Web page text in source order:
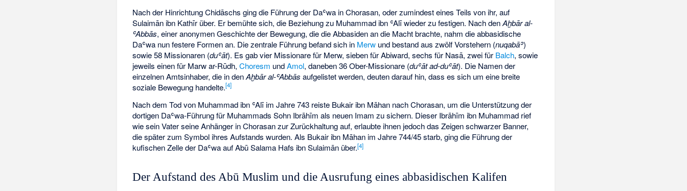
Nach der Hinrichtung Chidāschs ging die Führung der Daʿwa in Chorasan, oder zumindest eines Teils von ihr, auf
Sulaimān ibn Kathīr über. Er bemühte sich, die Beziehung zu Muhammad ibn ʿAlī wieder zu festigen. Nach denAḫbār al-
ʿAbbās, einer anonymen Geschichte der Bewegung, die die Abbasiden an die Macht brachte, nahm die abbasidische
Daʿwa nun festere Formen an. Die zentrale Führung befand sich in Merw und bestand aus zwölf Vorstehern (nuqabāʾ)
sowie 58 Missionaren (duʿāt). Es gab vier Missionare für Merw, sieben fürAbiward, sechs für Nasā, zwei für Balch, sowie
jeweils einen für Marw ar-Rūdh,Choresm undAmol, daneben 36 Ober-Missionare (duʿāt ad-duʿāt). Die Namen der
einzelnen Amtsinhaber, die in denAḫbār al-ʿAbbās aufgelistet werden, deuten darauf hin, dass es sich um eine breite
soziale Bewegung handelte.[4]
Nach dem Tod von Muhammad ibn ʿAlī im Jahre 743 reiste Bukair ibn Māhan nach Chorasan, um die Unterstützung der
dortigen Daʿwa-Führung für Muhammads Sohn Ibrāhīm als neuen Imam zu sichern. Dieser Ibrāhīm ibn Muhammad rief
wie sein Vater seine Anhänger in Chorasan zur Zurückhaltung auf, erlaubte ihnen jedoch das Zeigen schwarzer Banner,
die später zum Symbol ihres Aufstands wurden. Als Bukair ibn Māhan im Jahre 744/45 starb, ging die Führung der
kufischen Zelle der Daʿwa auf Abū Salama Hafs ibn Sulaimān über.[4]
Der Aufstand des Abū Muslim und die Ausrufung eines abbasidischen Kalifen